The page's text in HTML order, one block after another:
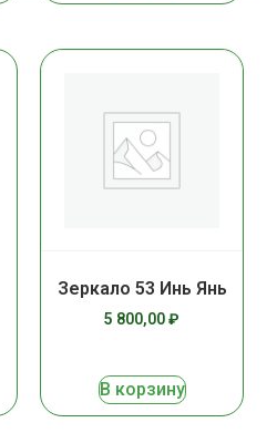
Зеркало 53 Инь Янь
5 800,00₽
В корзину